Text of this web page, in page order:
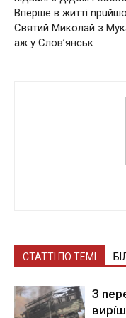
Вперше в житті
Святий Миколай з
аж у Слов’янськ
СТАТТІ ПО ТЕМІ
З